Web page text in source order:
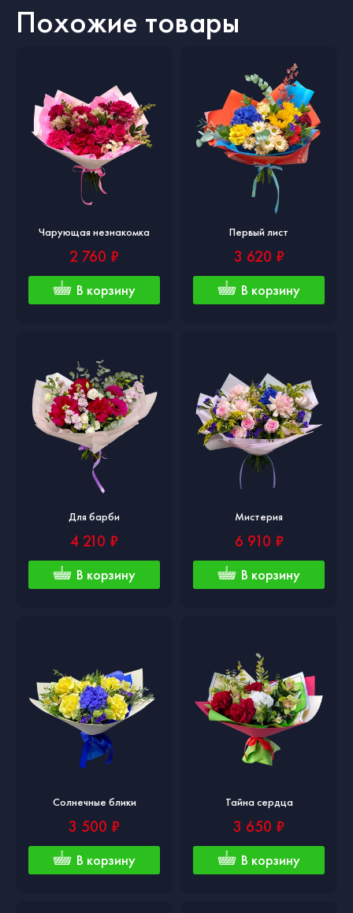
Похожие товары
Чарующая незнакомка
2 760 ₽
В корзину
Первый лист
3 620 ₽
В корзину
Для барби
4 210 ₽
В корзину
Мистерия
6 910 ₽
В корзину
Солнечные блики
3 500 ₽
В корзину
Тайна сердца
3 650 ₽
В корзину